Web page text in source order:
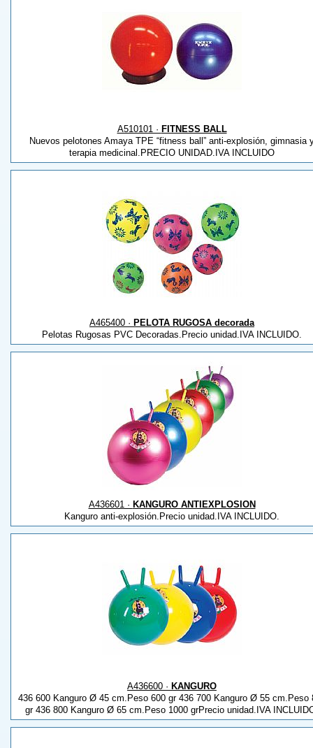
A510101 · FITNESS BALL
Nuevos pelotones Amaya TPE “fitness ball” anti-explosión, gimnasia
terapia medicinal.PRECIO UNIDAD.IVA INCLUIDO
A465400 · PELOTA RUGOSA decorada
Pelotas Rugosas PVC Decoradas.Precio unidad.IVA INCLUIDO.
A436601 · KANGURO ANTIEXPLOSION
Kanguro anti-explosión.Precio unidad.IVA INCLUIDO.
A436600 · KANGURO
436 600 Kanguro Ø 45 cm.Peso 600 gr 436 700 Kanguro Ø 55 cm.Peso
gr 436 800 Kanguro Ø 65 cm.Peso 1000 grPrecio unidad.IVA